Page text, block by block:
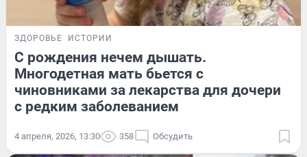
ЗДОРОВЬЕ ИСТОРИИ
С рождения нечем дышать.
Многодетная мать бьется с
чиновниками за лекарства для дочери
с редким заболеванием
4 апреля, 2026, 13:30 358 Обсудить